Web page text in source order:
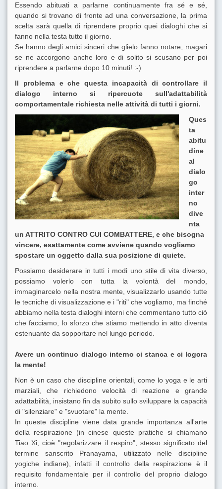
Essendo abituati a parlarne continuamente fra sé e sé,
quando si trovano di fronte ad una conversazione, la prima
scelta sarà quella di riprendere proprio quei dialoghi che si
fanno nella testa tutto il giorno.
Se hanno degli amici sinceri che glielo fanno notare, magari
se ne accorgono anche loro e di solito si scusano per poi
riprendere a parlarne dopo 10 minuti! :-)
Il problema e che questa incapacità di controllare il
dialogo interno si ripercuote sull'adattabilità
comportamentale richiesta nelle attività di tutti i giorni.
Ques
ta
abitu
dine
al
dialo
go
inter
no
dive
nta
un ATTRITO CONTRO CUI COMBATTERE, e che bisogna
vincere, esattamente come avviene quando vogliamo
spostare un oggetto dalla sua posizione di quiete.
Possiamo desiderare in tutti i modi uno stile di vita diverso,
possiamo volerlo con tutta la volontà del mondo,
immaginarcelo nella nostra mente, visualizzarlo usando tutte
le tecniche di visualizzazione e i "riti" che vogliamo, ma finché
abbiamo nella testa dialoghi interni che commentano tutto ciò
che facciamo, lo sforzo che stiamo mettendo in atto diventa
estenuante da sopportare nel lungo periodo.
Avere un continuo dialogo interno ci stanca e ci logora
la mente!
Non è un caso che discipline orientali, come lo yoga e le arti
marziali, che richiedono velocità di reazione e grande
adattabilità, insistano fin da subito sullo sviluppare la capacità
di "silenziare" e "svuotare" la mente.
In queste discipline viene data grande importanza all'arte
della respirazione (in cinese queste pratiche si chiamano
Tiao Xi, cioè "regolarizzare il respiro", stesso significato del
termine sanscrito Pranayama, utilizzato nelle discipline
yogiche indiane), infatti il controllo della respirazione è il
requisito fondamentale per il controllo del proprio dialogo
interno.